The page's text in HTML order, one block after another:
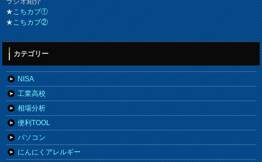
★こちカブ①
★こちカブ②
カテゴリー
NISA
工業高校
相場分析
便利TOOL
パソコン
にんにくアレルギー